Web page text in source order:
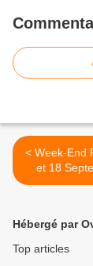
< Week-End Patrimoine 17
et 18
Hébergé par
Top articles